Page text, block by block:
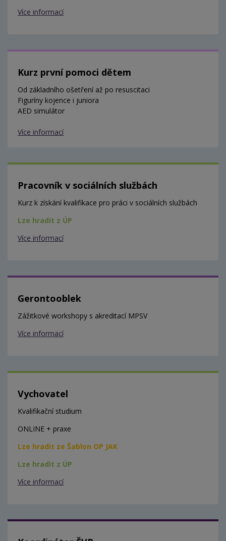
Více informací
Kurz první pomoci dětem
Od základního ošetření až po resuscitaci
Figuríny kojence i juniora
AED simulátor
Více informací
Pracovník v sociálních službách
Kurz k získání kvalifikace pro práci v sociálních službách
Lze hradit z ÚP
Více informací
Gerontooblek
Zážitkové workshopy s akreditací MPSV
Více informací
Vychovatel
Kvalifikační studium
ONLINE + praxe
Lze hradit ze Šablon OP JAK
Lze hradit z ÚP
Více informací